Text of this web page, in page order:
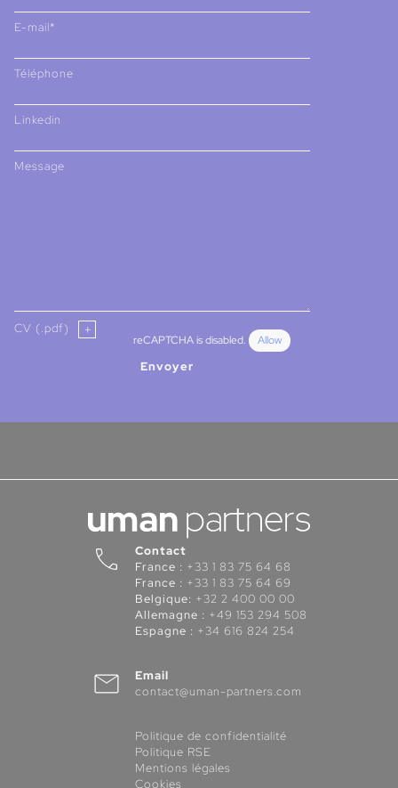
E-mail*
Téléphone
Linkedin
Message
CV (.pdf)
reCAPTCHA is disabled. Allow
Envoyer
Contact
France : +33 1 83 75 64 68
France : +33 1 83 75 64 69
Belgique: +32 2 400 00 00
Allemagne : +49 153 294 508
Espagne : +34 616 824 254
Email
contact@uman-partners.com
Politique de confidentialité
Politique RSE
Mentions légales
Cookies